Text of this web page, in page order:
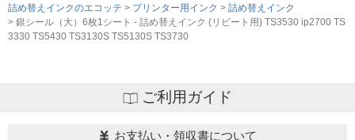
詰め替えインクのエコッテ
プリンター用インク
詰め替えインク
銀シール（大）6枚1シート - 詰め替えインク (リピート用) TS3530 ip2700 TS
3330 TS5430 TS3130S TS5130S TS3730
ご利用ガイド
お支払い・領収書について